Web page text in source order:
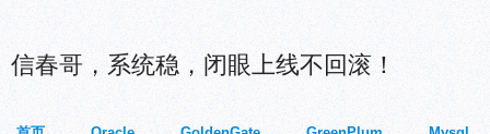
信春哥，系统稳，闭眼上线不回滚！